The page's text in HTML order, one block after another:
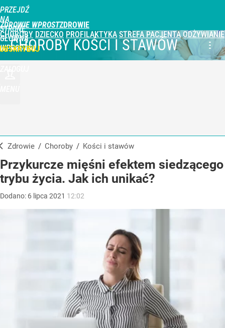
PRZEJDŹ
NA
STRONĘ
GŁÓWNĄ
WPROST.PL
ZDROWIE WPROST
CHOROBY DZIECKO PROFILAKTYKA STREFA PACJENTA ODŻYWIANIE
CHOROBY KOŚCI I STAWÓW
Zdrowie / Choroby / kości i stawów
Przykurcze mięśni efektem siedzącego
trybu życia. Jak ich unikać?
Dodano: 6 lipca 2021 12:02